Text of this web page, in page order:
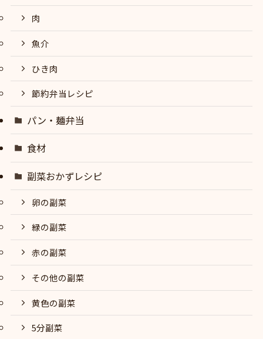
肉
魚介
ひき肉
節約弁当レシピ
パン・麺弁当
食材
副菜おかずレシピ
卵の副菜
緑の副菜
赤の副菜
その他の副菜
黄色の副菜
5分副菜